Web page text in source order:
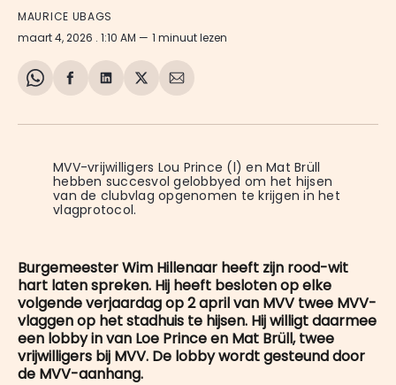
MAURICE UBAGS
maart 4, 2026 . 1:10 AM 1 minuut lezen
Share
WhatsApp
Delen
Facebook
Delen
LinkedIn
Share
X
Deel
E-
MVV-vrijwilligers Lou Prince (l) en Mat Brüll
hebben succesvol gelobbyed om het hijsen
van de clubvlag opgenomen te krijgen in het
vlagprotocol.
Burgemeester Wim Hillenaar heeft zijn rood-wit
hart laten spreken. Hij heeft besloten op elke
volgende verjaardag op 2 april van MVV twee MVV-
vlaggen op het stadhuis te hijsen. Hij willigt daarmee
een lobby in van Loe Prince en Mat Brüll, twee
vrijwilligers bij MVV. De lobby wordt gesteund door
de MVV-aanhang.